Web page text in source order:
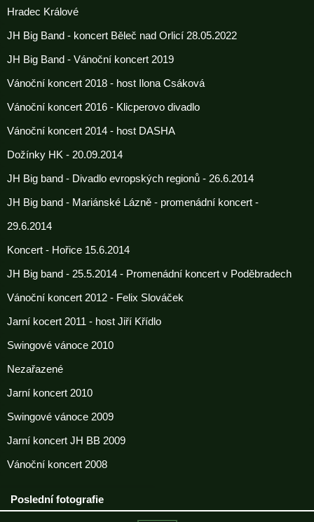
Hradec Králové
JH Big Band - koncert Běleč nad Orlicí 28.05.2022
JH Big Band - Vánoční koncert 2019
Vánoční koncert 2018 - host Ilona Csáková
Vánoční koncert 2016 - Klicperovo divadlo
Vánoční koncert 2014 - host DASHA
Dožínky HK - 20.09.2014
JH Big band - Divadlo evropských regionů - 26.6.2014
JH Big band - Mariánské Lázně - promenádní koncert -
29.6.2014
Koncert - Hořice 15.6.2014
JH Big band - 25.5.2014 - Promenádní koncert v Poděbradech
Vánoční koncert 2012 - Felix Slováček
Jarní kocert 2011 - host Jiří Křídlo
Swingové vánoce 2010
Nezařazené
Jarní koncert 2010
Swingové vánoce 2009
Jarní koncert JH BB 2009
Vánoční koncert 2008
Poslední fotografie